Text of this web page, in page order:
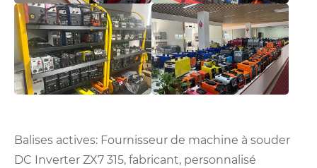
Balises actives: Fournisseur de machine à souder
DC Inverter ZX7 315, fabricant, personnalisé